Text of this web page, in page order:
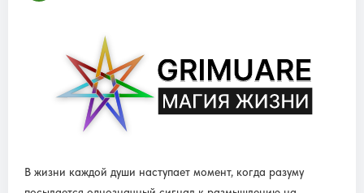
В жизни каждой души наступает момент, когда разуму